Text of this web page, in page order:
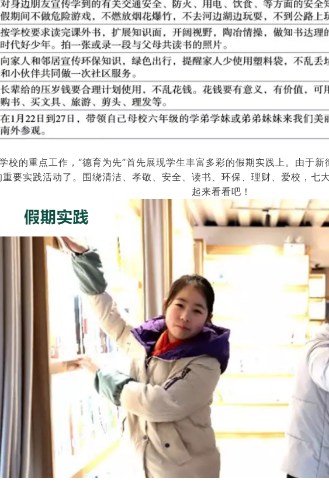
校的重点工作，“德育为先”首先展现学生丰富多彩的假期实践上。由于
要实践活动了。围绕清洁、孝敬、安全、读书、环保、理财、爱校，七
起来看看吧！